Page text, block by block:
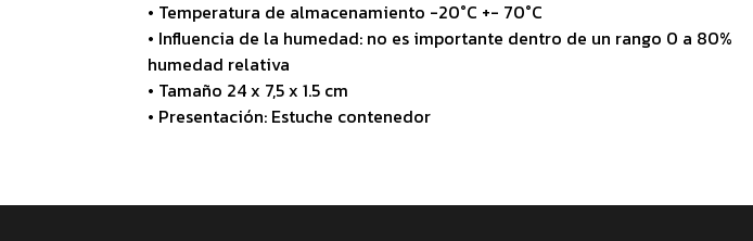
• Temperatura de almacenamiento -20°C +- 70°C
• Influencia de la humedad: no es importante dentro de un rango 0 a 80%
humedad relativa
• Tamaño 24 x 7,5 x 1.5 cm
• Presentación: Estuche contenedor